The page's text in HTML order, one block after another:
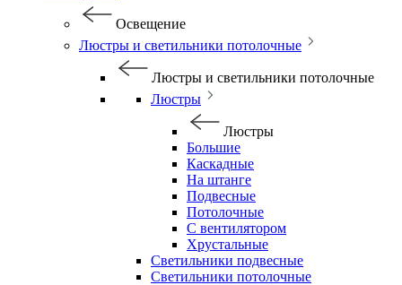
Освещение
Люстры и светильники потолочные
Люстры и светильники потолочные
Люстры
Люстры
Большие
Каскадные
На штанге
Подвесные
Потолочные
С вентилятором
Хрустальные
Светильники подвесные
Светильники потолочные